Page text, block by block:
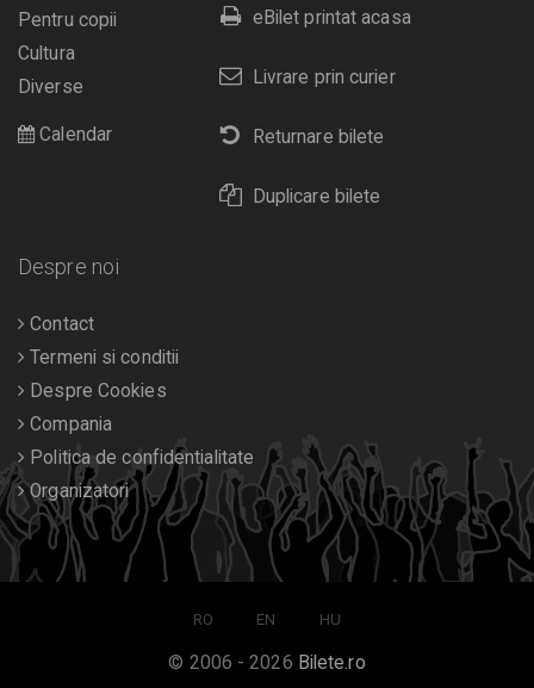
eBilet printat acasa
Livrare prin curier
Returnare bilete
Duplicare bilete
Pentru copii
Cultura
Diverse
Calendar
Despre noi
Contact
Termeni si conditii
Despre Cookies
Compania
Politica de confidentialitate
Organizatori
RO EN HU
© 2006 - 2026 Bilete.ro